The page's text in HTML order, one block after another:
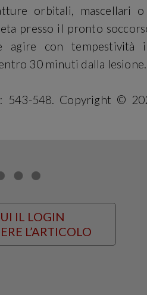
orbitali, mascellari o
presso il pronto
agire con tempestività
30 minuti dalla lesione.
543-548. Copyright ©
IL LOGIN
L’ARTICOLO